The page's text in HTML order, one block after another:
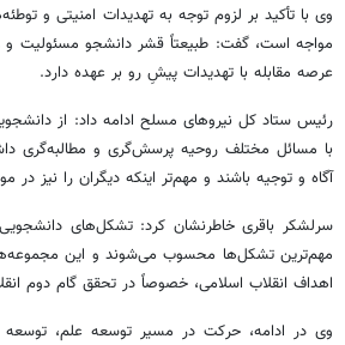
وی با تأکید بر لزوم توجه به تهدیدات امنیتی و
مواجه است، گفت: طبیعتاً قشر دانشجو مسئولیت و
عرصه مقابله با تهدیدات پیشِ رو بر عهده دارد.
رئیس ستاد کل نیروهای مسلح ادامه داد: از
با مسائل مختلف روحیه پرسش‌گری و مطالبه‌گری
آگاه و توجیه باشند و مهم‌تر اینکه دیگران را نیز در
سرلشکر باقری خاطرنشان کرد: تشکل‌های
مهم‌ترین تشکل‌ها محسوب می‌شوند و این
اهداف انقلاب اسلامی، خصوصاً در تحقق گام دوم
وی در ادامه، حرکت در مسیر توسعه علم،